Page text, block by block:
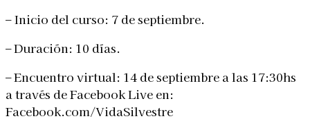
– Inicio del curso: 7 de septiembre.
– Duración: 10 días.
– Encuentro virtual: 14 de septiembre a las 17:30hs
a través de Facebook Live en:
Facebook.com/VidaSilvestre